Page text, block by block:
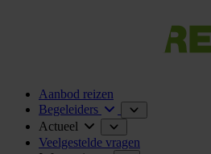
Aanbod reizen
Begeleiders
Actueel
Veelgestelde vragen